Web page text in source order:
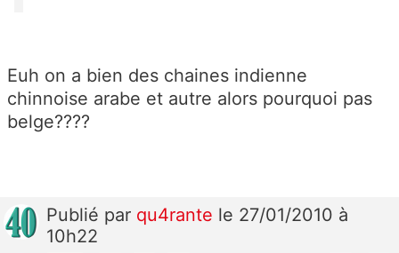
Euh on a bien des chaines indienne
chinnoise arabe et autre alors pourquoi pas
belge????
Publié par qu4rante le 27/01/2010 à
10h22